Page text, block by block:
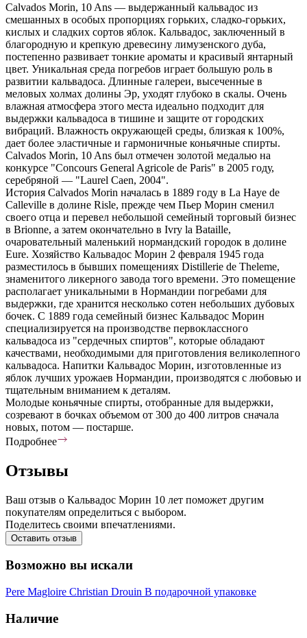
Calvados Morin, 10 Ans — выдержанный кальвадос из
смешанных в особых пропорциях горьких, сладко-горьких,
кислых и сладких сортов яблок. Кальвадос, заключенный в
благородную и крепкую древесину лимузенского дуба,
постепенно развивает тонкие ароматы и красивый янтарный
цвет. Уникальная среда погребов играет большую роль в
развитии кальвадоса. Длинные галереи, высеченные в
меловых холмах долины Эр, уходят глубоко в скалы. Очень
влажная атмосфера этого места идеально подходит для
выдержки кальвадоса в тишине и защите от городских
вибраций. Влажность окружающей среды, близкая к 100%,
дает более эластичные и гармоничные коньячные спирты.
Calvados Morin, 10 Ans был отмечен золотой медалью на
конкурсе "Concours General Agricole de Paris" в 2005 году,
серебряной — "Laurel Caen, 2004".
История Calvados Morin началась в 1889 году в La Haye de
Calleville в долине Risle, прежде чем Пьер Морин сменил
своего отца и перевел небольшой семейный торговый бизнес
в Brionne, а затем окончательно в Ivry la Bataille,
очаровательный маленький нормандский городок в долине
Eure. Хозяйство Кальвадос Морин 2 февраля 1945 года
разместилось в бывших помещениях Distillerie de Theleme,
знаменитого ликерного завода того времени. Это помещение
располагает уникальными в Нормандии погребами для
выдержки, где хранится несколько сотен небольших дубовых
бочек. С 1889 года семейный бизнес Кальвадос Морин
специализируется на производстве первоклассного
кальвадоса из "сердечных спиртов", которые обладают
качествами, необходимыми для приготовления великолепного
кальвадоса. Напитки Кальвадос Морин, изготовленные из
яблок лучших урожаев Нормандии, производятся с любовью и
тщательным вниманием к деталям.
Молодые коньячные спирты, отобранные для выдержки,
созревают в бочках объемом от 300 до 400 литров сначала
новых, потом — постарше.
Подробнее
Отзывы
Ваш отзыв о Кальвадос Морин 10 лет поможет другим
покупателям определиться с выбором.
Поделитесь своими впечатлениями.
Оставить отзыв
Возможно вы искали
Pere Magloire Christian Drouin В подарочной упаковке
Наличие